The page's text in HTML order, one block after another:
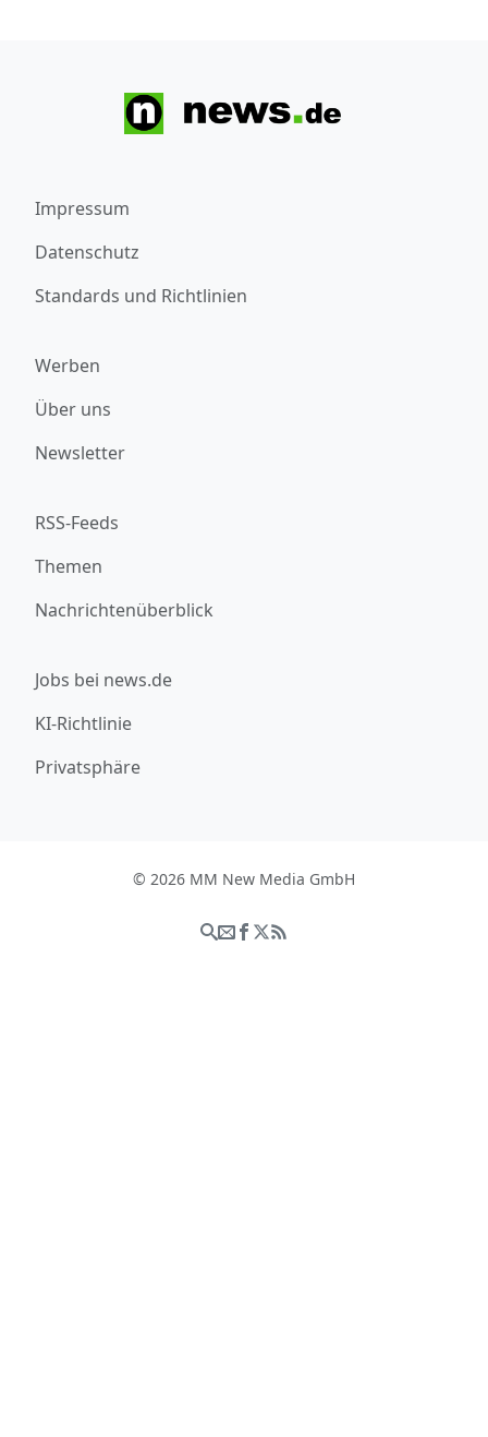
Impressum
Datenschutz
Standards und Richtlinien
Werben
Über uns
Newsletter
RSS-Feeds
Themen
Nachrichtenüberblick
Jobs bei news.de
KI-Richtlinie
Privatsphäre
© 2026 MM New Media GmbH